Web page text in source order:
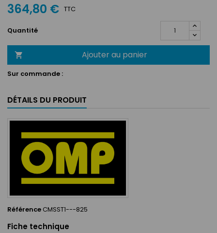
364,80 € TTC
Quantité
 Ajouter au panier
Sur commande :
DÉTAILS DU PRODUIT
RéférenceCMSST1---825
Fiche technique